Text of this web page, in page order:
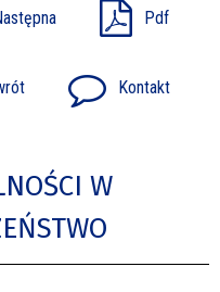
Pdf
Kontakt
W